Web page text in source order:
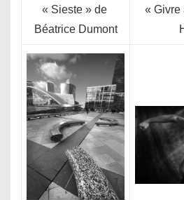
« Sieste » de
Béatrice Dumont
« Givre